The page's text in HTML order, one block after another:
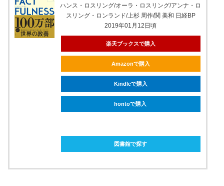
ハンス・ロスリング/オーラ・ロスリング/アンナ・ロ
スリング・ロンランド/上杉 周作/関 美和 日経BP
2019年01月12日頃
楽天ブックスで購入
Amazonで購入
Kindleで購入
hontoで購入
図書館で探す